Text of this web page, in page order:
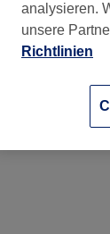
10629
analysieren.
unsere
Richtlinien